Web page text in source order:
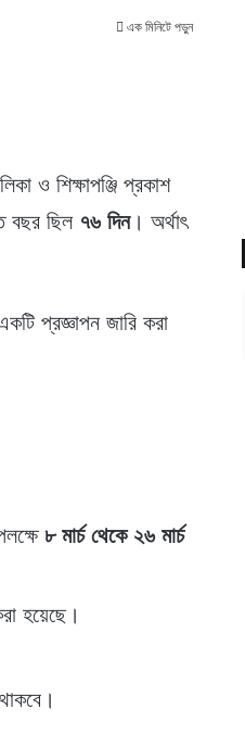
এক মিনিটে পড়ুন
ও শিক্ষাপঞ্জি প্রকাশ
বছর ছিল ৭৬ দিন। অর্থাৎ
প্রজ্ঞাপন জারি করা
৮ মার্চ থেকে ২৬ মার্চ
হয়েছে।